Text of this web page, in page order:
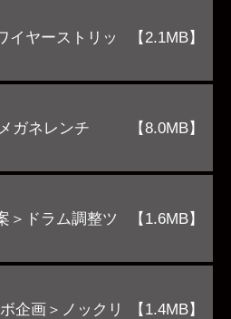
イヤーストリッ
【2.1MB】
ガネレンチ
【8.0MB】
＞ドラム調整ツ
【1.6MB】
企画＞ノックリ
【1.4MB】